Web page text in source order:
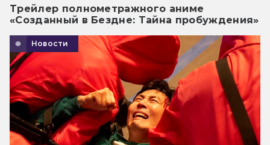
Трейлер полнометражного аниме
«Созданный в Бездне: Тайна пробуждения»
Новости